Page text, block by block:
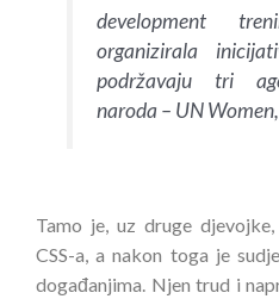
development
organizirala
podržavaju tri
naroda – UN
Tamo je, uz druge
CSS-a, a nakon toga je
događanjima. Njen trud i